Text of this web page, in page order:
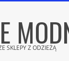
SKLEPY Z ODZIEŻĄ